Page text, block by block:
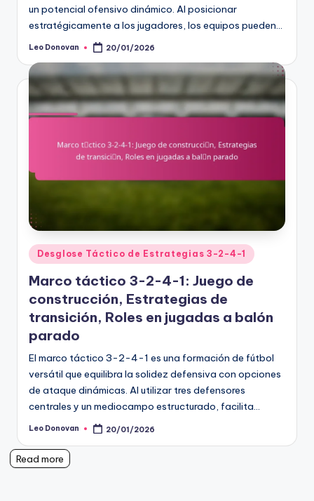
un potencial ofensivo dinámico. Al posicionar
estratégicamente a los jugadores, los equipos pueden…
Posted
Leo Donovan 20/01/2026
Posted
in
Desglose Táctico de Estrategias 3-2-4-1
Marco táctico 3-2-4-1: Juego de
construcción, Estrategias de
transición, Roles en jugadas a balón
parado
El marco táctico 3-2-4-1 es una formación de fútbol
versátil que equilibra la solidez defensiva con opciones
de ataque dinámicas. Al utilizar tres defensores
centrales y un mediocampo estructurado, facilita…
Posted
Leo Donovan 20/01/2026
Read more